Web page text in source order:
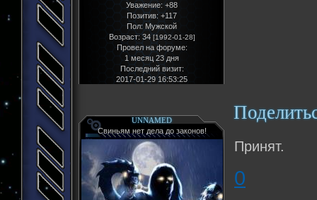
Уважение: +88
Позитив: +117
Пол: Мужской
Возраст: 34 [1992-01-28]
Провел на форуме:
1 месяц 23 дня
Последний визит:
2017-01-29 16:53:25
UNNAMED
Свиньям нет дела до законов!
Принят.
0